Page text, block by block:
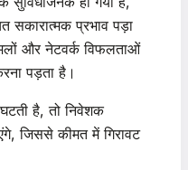
सकारात्मक प्रभाव पड़ा
और नेटवर्क विफलताओं
पड़ता है।
है, तो निवेशक
जिससे कीमत में गिरावट